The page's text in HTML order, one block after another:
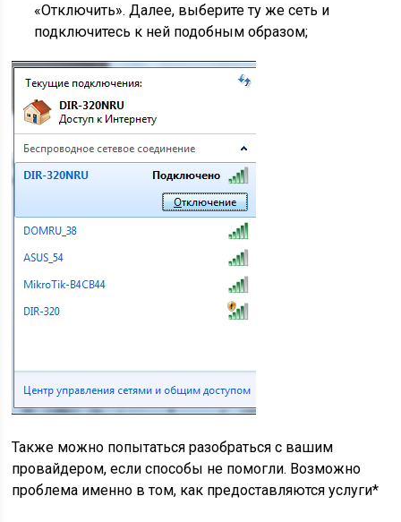
«Отключить». Далее, выберите ту же сеть и
подключитесь к ней подобным образом;
Также можно попытаться разобраться с вашим
провайдером, если способы не помогли. Возможно
проблема именно в том, как предоставляются услуги*